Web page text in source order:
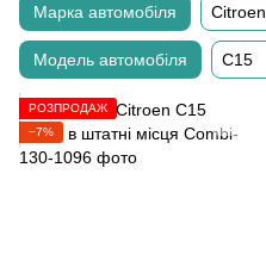
Марка автомобіля Citroen
Модель автомобіля C15
РОЗПРОДАЖ
−7%